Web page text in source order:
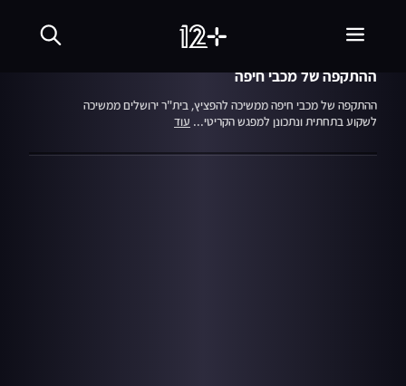
זמן תוצאות
ההתקפה של מכבי חיפה
ההתקפה של מכבי חיפה ממשיכה להפציץ, בית"ר ירושלים ממשיכה
לשקוע בתחתית ונתכונן למפגש הקריטי... עוד